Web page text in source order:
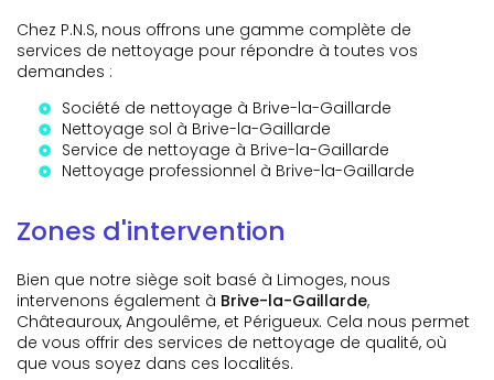
Chez P.N.S, nous offrons une gamme complète de
services de nettoyage pour répondre à toutes vos
demandes :
Société de nettoyage à Brive-la-Gaillarde
Nettoyage sol à Brive-la-Gaillarde
Service de nettoyage à Brive-la-Gaillarde
Nettoyage professionnel à Brive-la-Gaillarde
Zones d'intervention
Bien que notre siège soit basé à Limoges, nous
intervenons également à Brive-la-Gaillarde,
Châteauroux, Angoulême, et Périgueux. Cela nous permet
de vous offrir des services de nettoyage de qualité, où
que vous soyez dans ces localités.